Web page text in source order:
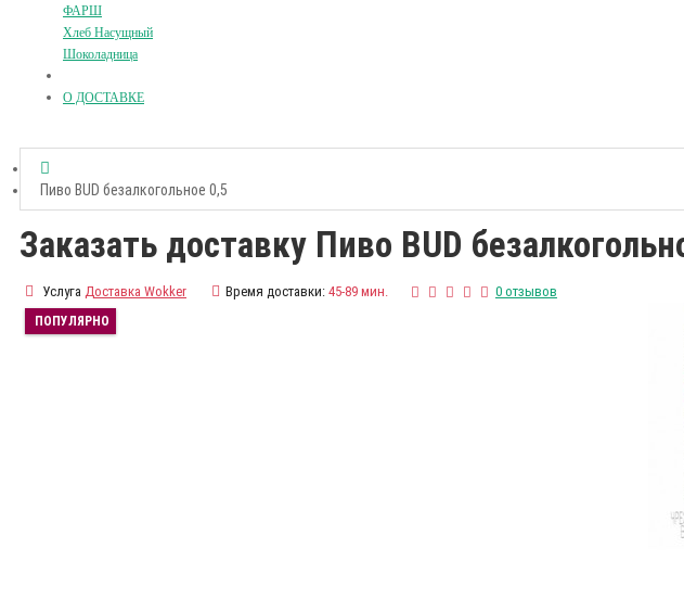
ФАРШ
Хлеб Насущный
Шоколадница
О ДОСТАВКЕ
Пиво BUD безалкогольное 0,5
Заказать доставку Пиво BUD
Услуга Доставка Wokker Время доставки: 45-89 мин. 0 отзывов
ПОПУЛЯРНО